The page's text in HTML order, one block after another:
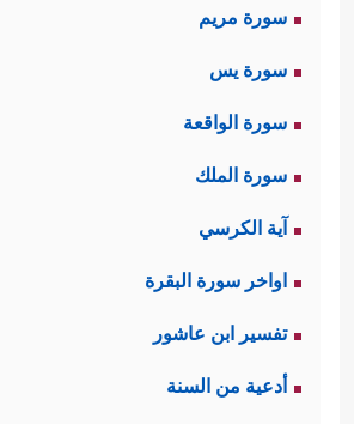
سورة مريم
سورة يس
سورة الواقعة
سورة الملك
آية الكرسي
اواخر سورة البقرة
تفسير ابن عاشور
أدعية من السنة